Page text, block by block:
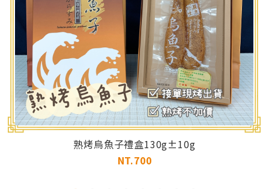
熟烤烏魚子禮盒130g±10g
NT.700